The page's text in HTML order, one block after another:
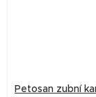
Petosan zubní